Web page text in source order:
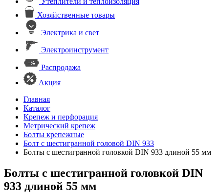
Хозяйственные товары
Электрика и свет
Электроинструмент
Распродажа
Акция
Главная
Каталог
Крепеж и перфорация
Метрический крепеж
Болты крепежные
Болт с шестигранной головой DIN 933
Болты с шестигранной головкой DIN 933 длиной 55 мм
Болты с шестигранной головкой DIN
933 длиной 55 мм